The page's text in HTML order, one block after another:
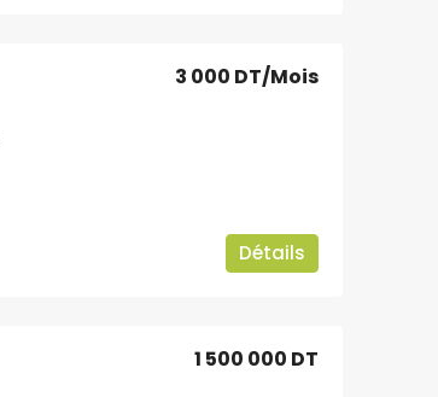
3 000 DT/Mois
Détails
1 500 000 DT